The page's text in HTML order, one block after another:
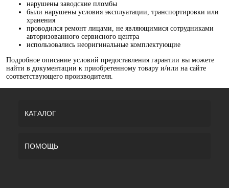
нарушены заводские пломбы
были нарушены условия эксплуатации, транспортировки или
хранения
проводился ремонт лицами, не являющимися сотрудниками
авторизованного сервисного центра
использовались неоригинальные комплектующие
Подробное описание условий предоставления гарантии вы можете
найти в документации к приобретенному товару и/или на сайте
соответствующего производителя.
КАТАЛОГ
ПОМОЩЬ